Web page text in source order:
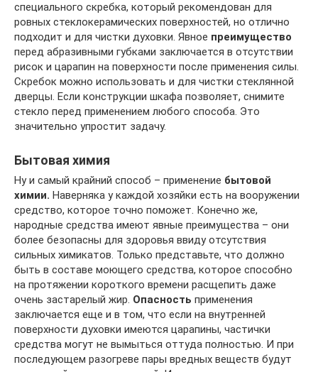
специального скребка, который рекомендован для
ровных стеклокерамических поверхностей, но отлично
подходит и для чистки духовки. Явное преимущество
перед абразивными губками заключается в отсутствии
рисок и царапин на поверхности после применения силы.
Скребок можно использовать и для чистки стеклянной
дверцы. Если конструкции шкафа позволяет, снимите
стекло перед применением любого способа. Это
значительно упростит задачу.
Бытовая химия
Ну и самый крайний способ – применение бытовой
химии. Наверняка у каждой хозяйки есть на вооружении
средство, которое точно поможет. Конечно же,
народные средства имеют явные преимущества – они
более безопасны для здоровья ввиду отсутствия
сильных химикатов. Только представьте, что должно
быть в составе моющего средства, которое способно
на протяжении короткого времени расщепить даже
очень застарелый жир. Опасность применения
заключается еще и в том, что если на внутренней
поверхности духовки имеются царапины, частички
средства могут не вымыться оттуда полностью. И при
последующем разогреве пары вредных веществ будут